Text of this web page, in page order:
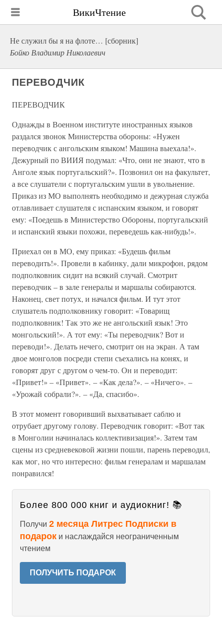
ВикиЧтение
Не служил бы я на флоте… [сборник]
Бойко Владимир Николаевич
ПЕРЕВОДЧИК
ПЕРЕВОДЧИК
Однажды в Военном институте иностранных языков
раздался звонок Министерства обороны: «Нужен
переводчик с ангольским языком! Машина выехала!».
Дежурный по ВИИЯ подумал: «Что, они не знают, что в
Анголе язык португальский?». Позвонил он на факультет,
а все слушатели с португальским ушли в увольнение.
Приказ из МО выполнять необходимо и дежурная служба
отлавливает слушателя с испанским языком, и говорят
ему: «Поедешь в Министерство Обороны, португальский
и испанский языки похожи, переведешь как-нибудь!».
Приехал он в МО, ему приказ: «Будешь фильм
переводить!». Провели в кабинку, дали микрофон, рядом
подполковник сидит на всякий случай. Смотрит
переводчик – в зале генералы и маршалы собираются.
Наконец, свет потух, и начался фильм. И тут этот
слушатель подполковнику говорит: «Товарищ
подполковник! Так это же не ангольский язык! Это
монгольский!». А тот ему: «Ты переводчик? Вот и
переводи!». Делать нечего, смотрит он на экран. А там
двое монголов посреди степи съехались на конях, и
говорят друг с другом о чем-то. Он и переводит:
«Привет!» – «Привет». – «Как дела?». – «Ничего». –
«Урожай собрали?». – «Да, спасибо».
В этот момент говоривший выхватывает саблю и
отрубает другому голову. Переводчик говорит: «Вот так
в Монголии начиналась коллективизация!». Затем там
сцены из средневековой жизни пошли, парень переводил,
как мог, но что интересно: фильм генералам и маршалам
понравился!
Более 800 000 книг и аудиокниг! 📚
Получи 2 месяца Литрес Подписки в
подарок и наслаждайся неограниченным
чтением
ПОЛУЧИТЬ ПОДАРОК